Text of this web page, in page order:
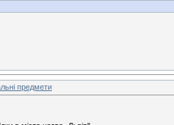
предмети